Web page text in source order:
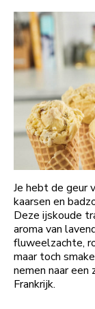
Je hebt de geur
kaarsen en
Deze ijskoude
aroma van
fluweelzachte,
maar toch
nemen naar
Frankrijk.